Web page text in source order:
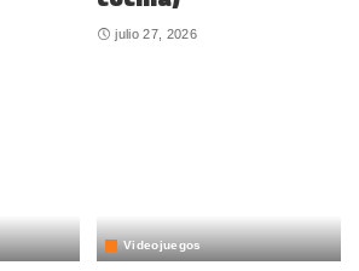
julio 27, 2026
Videojuegos